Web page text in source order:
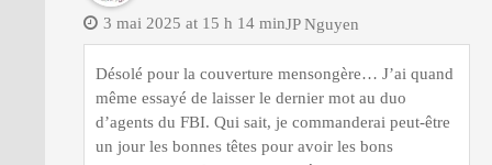
JP Nguyen
3 mai 2025 at 15 h 14 min
Désolé pour la couverture mensongère… J’ai quand
même essayé de laisser le dernier mot au duo
d’agents du FBI. Qui sait, je commanderai peut-être
un jour les bonnes têtes pour avoir les bons